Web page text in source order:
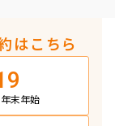
はこちら
末年始